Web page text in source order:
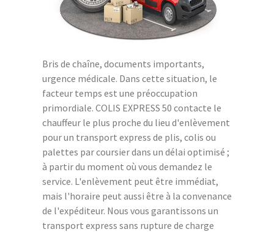
Bris de chaîne, documents importants,
urgence médicale. Dans cette situation, le
facteur temps est une préoccupation
primordiale. COLIS EXPRESS 50 contacte le
chauffeur le plus proche du lieu d'enlèvement
pour un transport express de plis, colis ou
palettes par coursier dans un délai optimisé ;
à partir du moment où vous demandez le
service. L'enlèvement peut être immédiat,
mais l'horaire peut aussi être à la convenance
de l'expéditeur. Nous vous garantissons un
transport express sans rupture de charge